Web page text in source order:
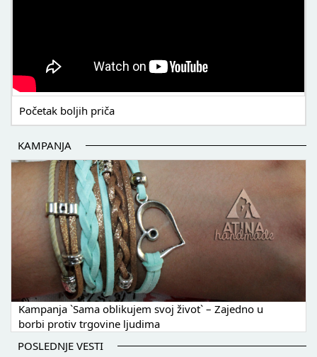
Početak boljih priča
KAMPANJA
Kampanja `Sama oblikujem svoj život` – Zajedno u
borbi protiv trgovine ljudima
POSLEDNJE VESTI